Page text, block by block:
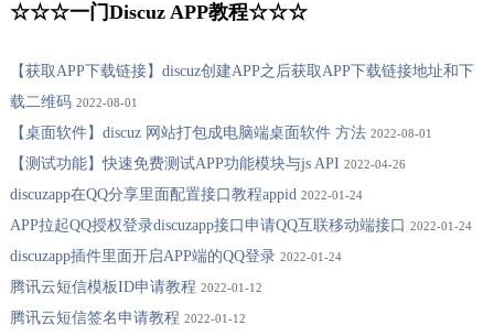
☆☆☆一门Discuz APP教程☆☆☆
【获取APP下载链接】discuz创建APP之后获取APP下载链接地址和下
载二维码 2022-08-01
【桌面软件】discuz 网站打包成电脑端桌面软件 方法 2022-08-01
【测试功能】快速免费测试APP功能模块与js API 2022-04-26
discuzapp在QQ分享里面配置接口教程appid 2022-01-24
APP拉起QQ授权登录discuzapp接口申请QQ互联移动端接口 2022-01-24
discuzapp插件里面开启APP端的QQ登录 2022-01-24
腾讯云短信模板ID申请教程 2022-01-12
腾讯云短信签名申请教程 2022-01-12